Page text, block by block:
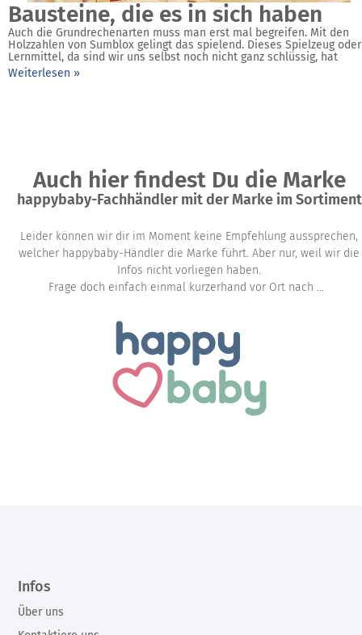
Bausteine, die es in sich haben
Auch die Grundrechenarten muss man erst mal begreifen. Mit den
Holzzahlen von Sumblox gelingt das spielend. Dieses Spielzeug oder
Lernmittel, da sind wir uns selbst noch nicht ganz schlüssig, hat
Weiterlesen »
Auch hier findest Du die Marke
happybaby-Fachhändler mit der Marke im Sortiment
Leider können wir dir im Moment keine Empfehlung aussprechen,
welcher happybaby-Händler die Marke führt. Aber nur, weil wir die
Infos nicht vorliegen haben.
Frage doch einfach einmal kurzerhand vor Ort nach ...
Infos
Über uns